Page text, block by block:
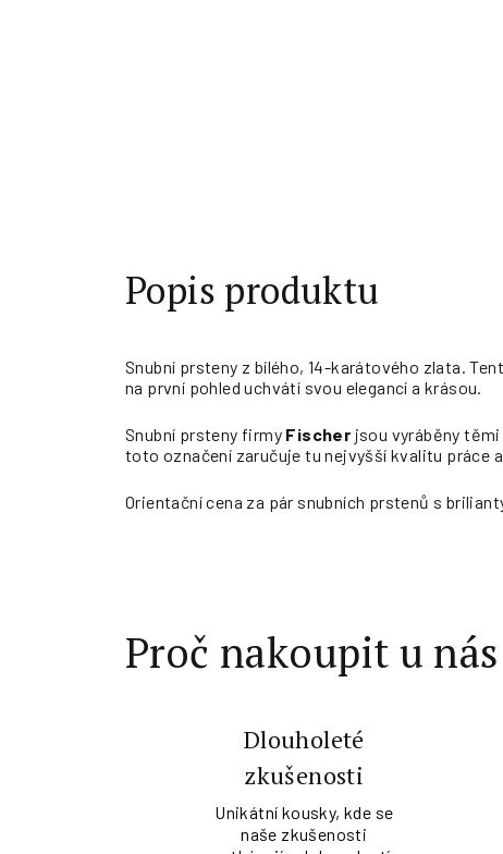
Popis produktu
Snubní prsteny z bílého, 14-karátového zlata.
na první pohled uchvátí svou elegancí a krásou.
Snubní prsteny firmy Fischer jsou vyráběny
toto označení zaručuje tu nejvyšší kvalitu práce
Orientační cena za pár snubních prstenů s
Proč nakoupit u nás
Dlouholeté
zkušenosti
Unikátní kousky, kde se
naše zkušenosti